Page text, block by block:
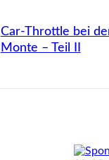
Car-Throttle bei
Monte – Teil II